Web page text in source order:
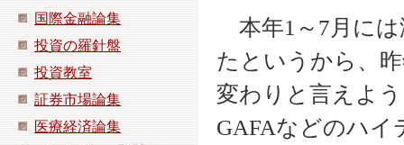
国際金融論集
投資の羅針盤
投資教室
証券市場論集
医療経済論集
本年1～7月には
たというから、
変わりと言えよ
GAFAなどのハイ